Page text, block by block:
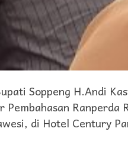
Soppeng H.Andi
Pembahasan Ranperda
di Hotel Century